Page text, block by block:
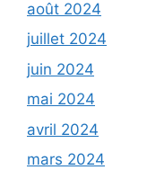
août 2024
juillet 2024
juin 2024
mai 2024
avril 2024
mars 2024